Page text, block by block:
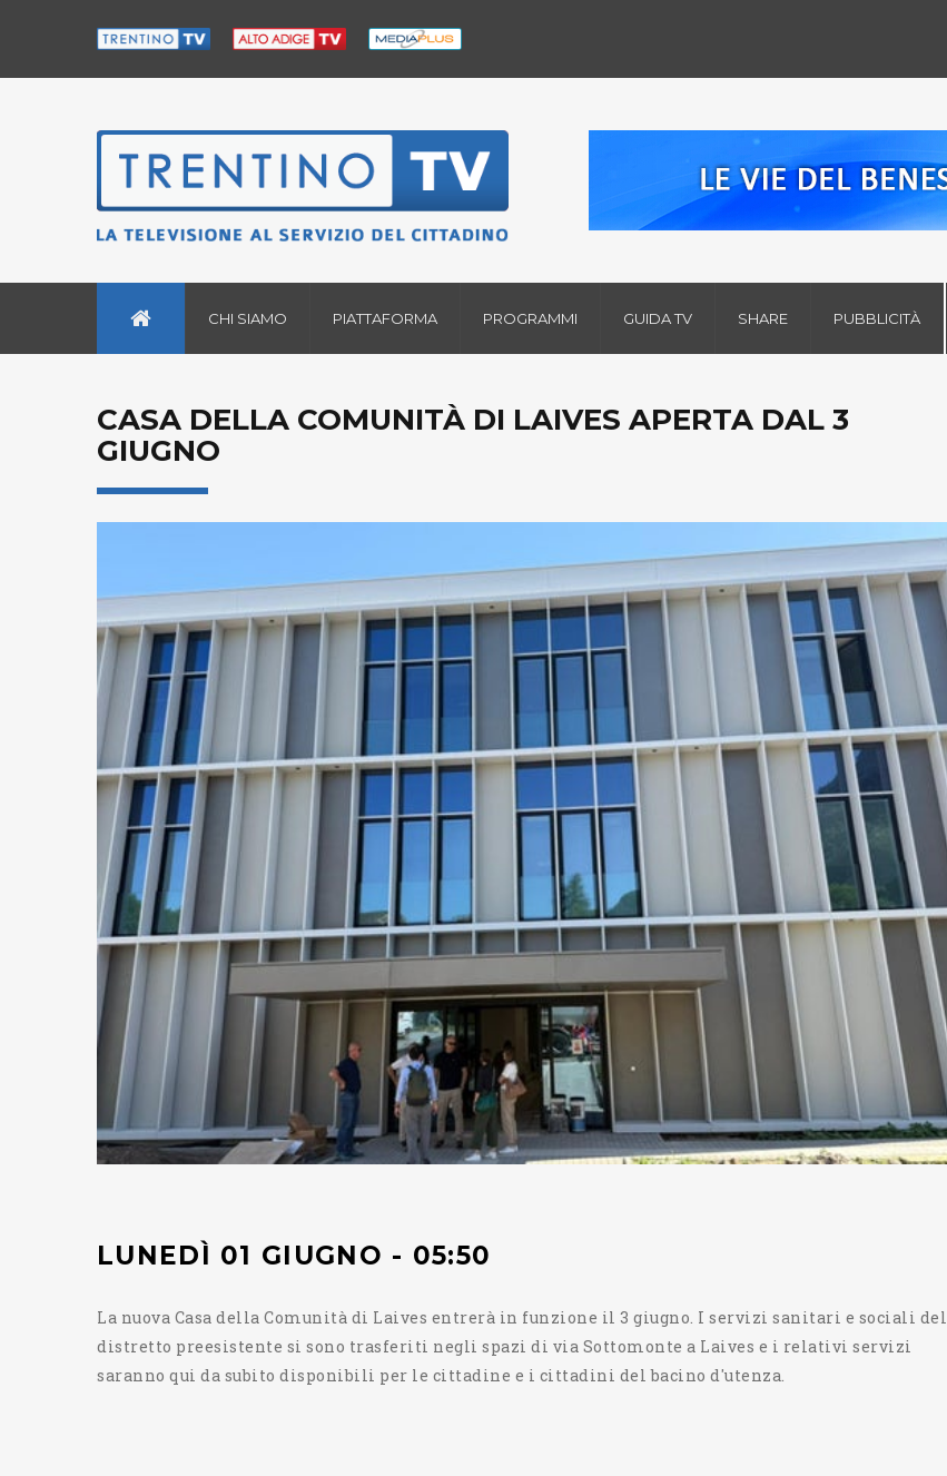
CHI SIAMO PIATTAFORMA PROGRAMMI GUIDA TV SHARE PUBBLICITÀ
CASA DELLA COMUNITÀ DI LAIVES APERTA DAL 3
GIUGNO
LUNEDÌ 01 GIUGNO - 05:50
La nuova Casa della Comunità di Laives entrerà in funzione il 3 giugno. I servizi sanitari e sociali del
distretto preesistente si sono trasferiti negli spazi di via Sottomonte a Laives e i relativi servizi
saranno qui da subito disponibili per le cittadine e i cittadini del bacino d'utenza.